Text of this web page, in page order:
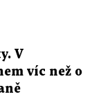
V
víc než o